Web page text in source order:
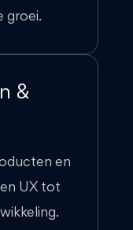
groei.
&
en
UX tot